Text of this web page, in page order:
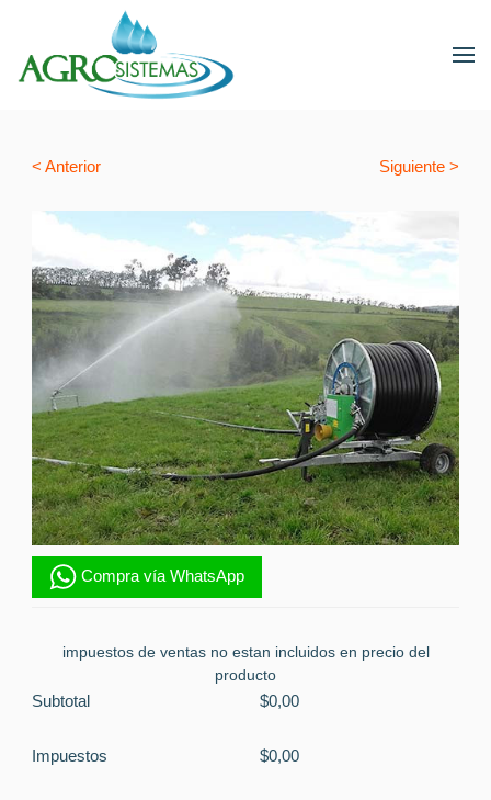
< Anterior Siguiente >
Compra vía WhatsApp
impuestos de ventas no estan incluidos en precio del
producto
Subtotal $0,00
Impuestos $0,00